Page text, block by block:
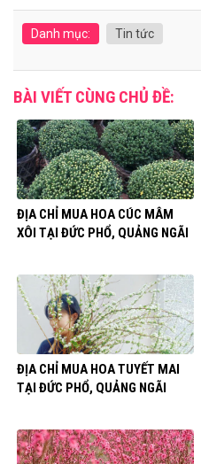
Danh mục: Tin tức
BÀI VIẾT CÙNG CHỦ ĐỀ:
ĐỊA CHỈ MUA HOA CÚC MÂM
XÔI TẠI ĐỨC PHỔ, QUẢNG NGÃI
ĐỊA CHỈ MUA HOA TUYẾT MAI
TẠI ĐỨC PHỔ, QUẢNG NGÃI